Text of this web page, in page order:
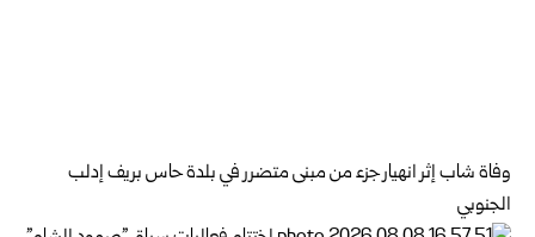
وفاة شاب إثر انهيار جزء من مبنى متضرر في بلدة حاس بريف إدلب
الجنوبي